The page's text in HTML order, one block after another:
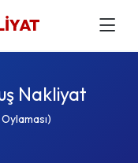
Nakliyat